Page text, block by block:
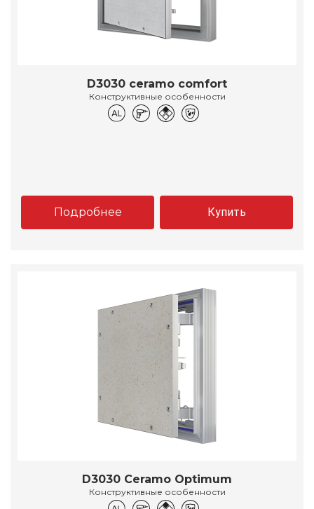
D3030 ceramo comfort
Конструктивные особенности
Подробнее Купить
D3030 Ceramo Optimum
Конструктивные особенности